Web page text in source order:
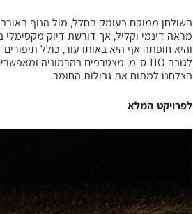
השולחן ממוקם בעומק החלל, מול הנוף
מראה דינמי וקליל, אך דורשת דיוק
והיא חופתה אף היא באותו עור, כולל
לגובה 110 ס"מ, מצטרפים בהרמוניה
הצלחנו למתוח את גבולות החומר.
לפרויקט המלא